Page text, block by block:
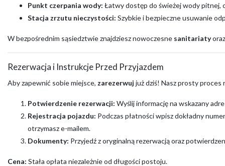
Punkt czerpania wody: Łatwy dostęp do świeżej wody pitnej,
Stacja zrzutu nieczystości: Szybkie i bezpieczne usuwanie
W bezpośrednim sąsiedztwie znajdziesz nowoczesne sanitariaty
Rezerwacja i Instrukcje Przed Przyjazdem
Aby zapewnić sobie miejsce, zarezerwuj już dziś! Nasz prosty
Potwierdzenie rezerwacji: Wyślij informację na wskazany
Rejestracja pojazdu: Podczas płatności wpisz dokładny
otrzymasz e-mailem.
Dokumenty: Przyjedź z oryginalną rezerwacją oraz
Cena: Stała opłata niezależnie od długości postoju.